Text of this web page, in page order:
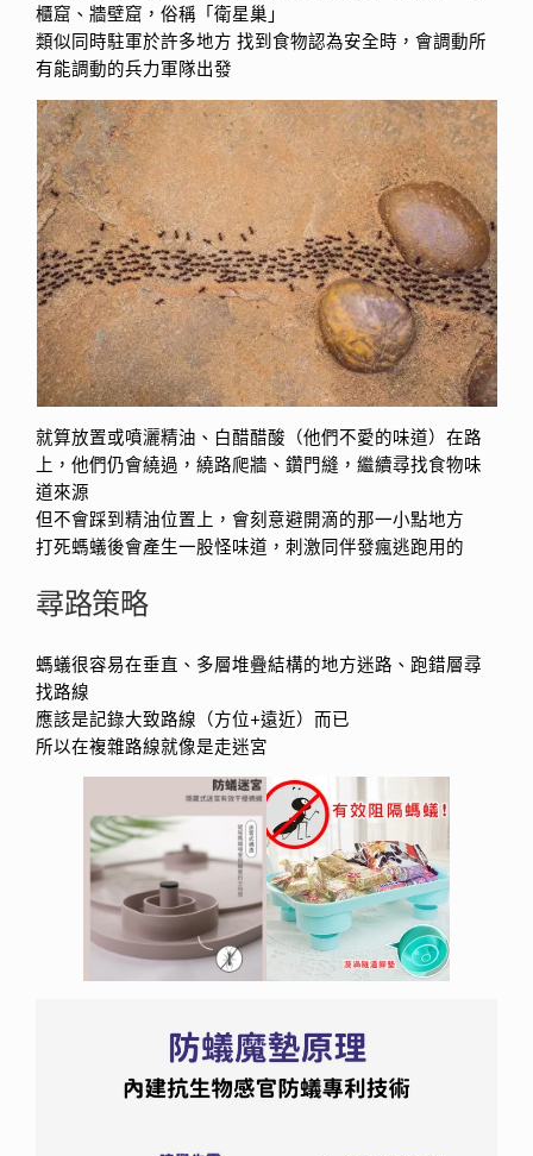
櫃窟、牆壁窟，俗稱「衛星巢」
類似同時駐軍於許多地方 找到食物認為安全時，會調動所
有能調動的兵力軍隊出發
就算放置或噴灑精油、白醋醋酸（他們不愛的味道）在路
上，他們仍會繞過，繞路爬牆、鑽門縫，繼續尋找食物味
道來源
但不會踩到精油位置上，會刻意避開滴的那一小點地方
打死螞蟻後會產生一股怪味道，刺激同伴發瘋逃跑用的
尋路策略
螞蟻很容易在垂直、多層堆疊結構的地方迷路、跑錯層尋
找路線
應該是記錄大致路線（方位+遠近）而已
所以在複雜路線就像是走迷宮